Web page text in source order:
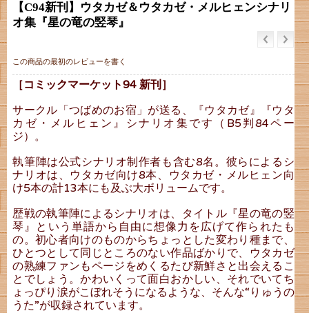
【C94新刊】ウタカゼ＆ウタカゼ・メルヒェンシナリ
オ集『星の竜の竪琴』
この商品の最初のレビューを書く
［コミックマーケット94 新刊］
サークル「つばめのお宿」が送る、『ウタカゼ』『ウタ
カゼ・メルヒェン』シナリオ集です（B5判84ペー
ジ）。
執筆陣は公式シナリオ制作者も含む8名。彼らによるシ
ナリオは、ウタカゼ向け8本、ウタカゼ・メルヒェン向
け5本の計13本にも及ぶ大ボリュームです。
歴戦の執筆陣によるシナリオは、タイトル『星の竜の竪
琴』という単語から自由に想像力を広げて作られたも
の。初心者向けのものからちょっとした変わり種まで、
ひとつとして同じところのない作品ばかりで、ウタカゼ
の熟練ファンもページをめくるたび新鮮さと出会えるこ
とでしょう。かわいくって面白おかしい、それでいてち
ょっぴり涙がこぼれそうになるような、そんな“りゅうの
うた”が収録されています。